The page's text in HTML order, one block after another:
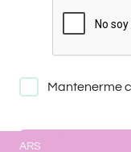
Mantenerme
ARS